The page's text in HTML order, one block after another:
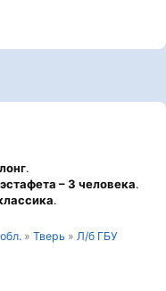
.
– 3 человека.
.
» Тверь » Л/б ГБУ